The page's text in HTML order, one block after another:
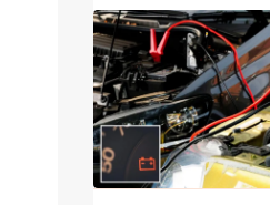
пыталась
полицейских